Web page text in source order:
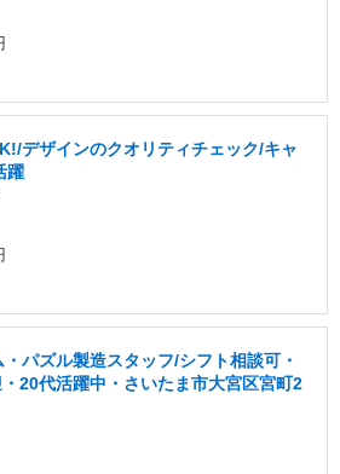
デザインのクオリティチェック/キャ
躍
・パズル製造スタッフ/シフト相談可・
20代活躍中・さいたま市大宮区宮町2